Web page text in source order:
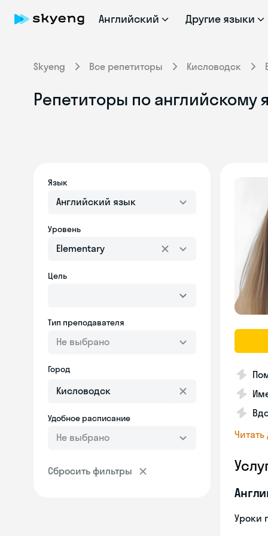
Английский Другие языки
Skyeng Все репетиторы Кисловодск
Репетиторы по английскому
Язык
Английский язык
Уровень
Elementary
Цель
Тип преподавателя
Не выбрано
Город
Удобное расписание
Не выбрано
Сбросить фильтры
Уроки